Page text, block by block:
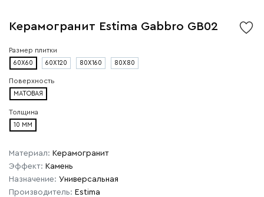
Керамогранит Estima Gabbro GB02
Размер плитки
60X60 60X120 80X160 80X80
Поверхность
МАТОВАЯ
Толщина
10 ММ
Материал: Керамогранит
Эффект: Камень
Назначение: Универсальная
Производитель: Estima